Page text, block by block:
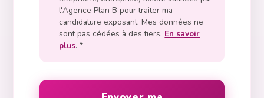
l'Agence Plan B pour traiter ma
candidature exposant. Mes données ne
sont pas cédées à des tiers. En savoir
plus.*